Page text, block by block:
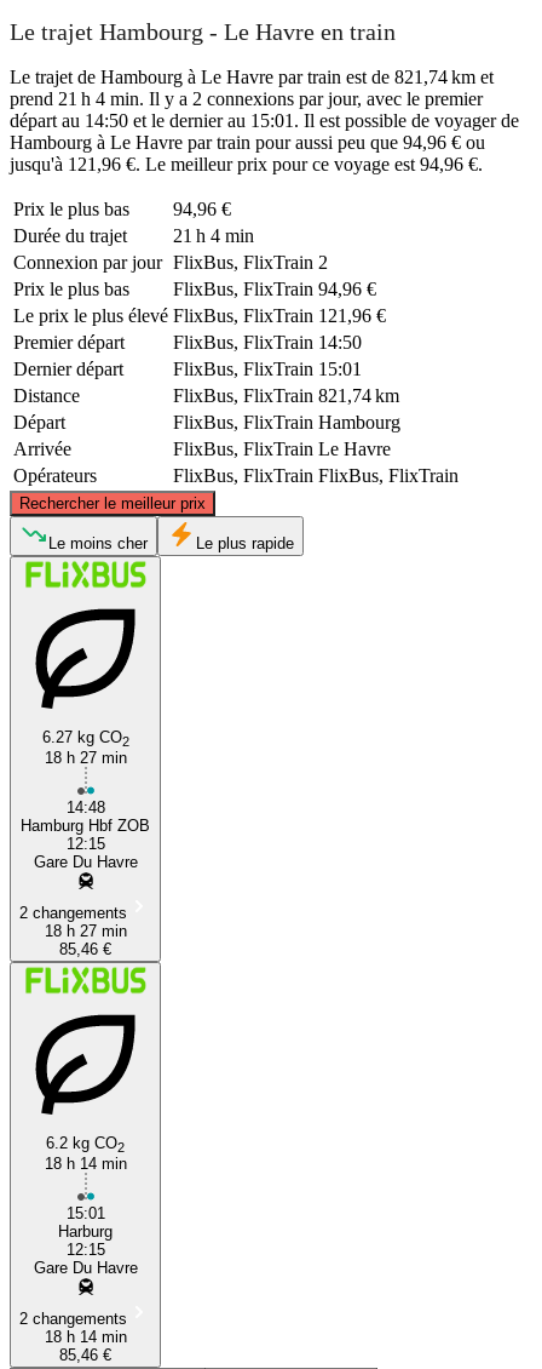
Le trajet Hambourg - Le Havre en train
Le trajet de Hambourg à Le Havre par train est de 821,74 km et
prend 21 h 4 min. Il y a 2 connexions par jour, avec le premier
départ au 14:50 et le dernier au 15:01. Il est possible de voyager de
Hambourg à Le Havre par train pour aussi peu que 94,96 € ou
jusqu'à 121,96 €. Le meilleur prix pour ce voyage est 94,96 €.
Prix ​​le plus bas
94,96 €
Durée du trajet
21 h 4 min
Connexion par jour FlixBus, FlixTrain 2
Prix ​​le plus bas
FlixBus, FlixTrain 94,96 €
Le prix le plus élevé FlixBus, FlixTrain 121,96 €
Premier départ
FlixBus, FlixTrain 14:50
Dernier départ
FlixBus, FlixTrain 15:01
Distance
FlixBus, FlixTrain 821,74 km
Départ
FlixBus, FlixTrain Hambourg
Arrivée
FlixBus, FlixTrain Le Havre
Opérateurs
FlixBus, FlixTrain FlixBus, FlixTrain
Rechercher le meilleur prix
Le Havre
©CARTO , ©OpenStreetMapcontributors
Le moins cher Le plus rapide
6.27 kg CO2
18 h 27 min
14:48
Hamburg Hbf ZOB
12:15
Gare Du Havre
2 changements
18 h 27 min
85,46 €
6.2 kg CO2
18 h 14 min
15:01
Harburg
12:15
Gare Du Havre
2 changements
18 h 14 min
85,46 €